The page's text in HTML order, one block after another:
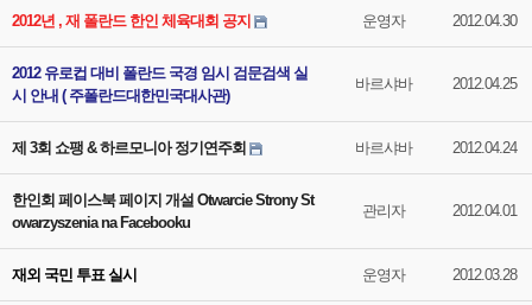
2012년 , 재 폴란드 한인 체육대회 공지 운영자 2012.04.30
2012 유로컵 대비 폴란드 국경 임시 검문검색 실
시 안내 ( 주폴란드대한민국대사관)
바르샤바 2012.04.25
제 3회 쇼팽 & 하르모니아 정기연주회 바르샤바 2012.04.24
한인회 페이스북 페이지 개설 Otwarcie Strony St
owarzyszenia na Facebooku
관리자 2012.04.01
재외 국민 투표 실시 운영자 2012.03.28